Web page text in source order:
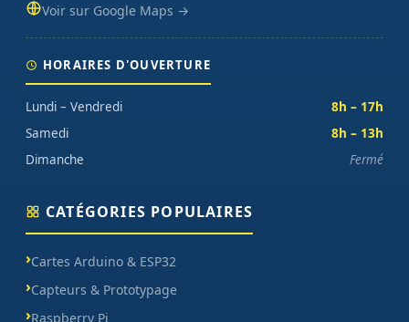
Voir sur Google Maps →
HORAIRES D'OUVERTURE
Lundi – Vendredi
8h – 17h
Samedi
8h – 13h
Dimanche
Fermé
CATÉGORIES POPULAIRES
Cartes Arduino & ESP32
Capteurs & Prototypage
Raspberry Pi